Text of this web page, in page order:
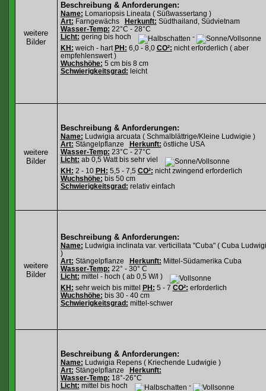
weitere
Bilder
Beschreibung & Anforderungen:
Name: Lomariopsis Lineata ( Süßwassertang )
Art: Farngewächs Herkunft: Südthailand, Südvietnam
Wasser-Temp: 22°C - 28°C
Licht: gering bis hoch
-
KH: weich - hart PH: 6,0 - 8,0 CO²: nicht erforderlich ( aber
empfehlenswert )
Wuchshöhe: 5 cm bis 8 cm
Schwierigkeitsgrad: leicht
weitere
Bilder
Beschreibung & Anforderungen:
Name: Ludwigia arcuata ( Schmalblättrige/Kleine Ludwigie )
Art: Stängelpflanze Herkunft: östliche USA
Wasser-Temp: 23°C - 27°C
Licht: ab 0,5 Watt bis sehr viel
KH: 2 - 10 PH: 5,5 - 7,5 CO²: nicht zwingend erforderlich
Wuchshöhe: bis 50 cm
Schwierigkeitsgrad: relativ einfach
weitere
Bilder
Beschreibung & Anforderungen:
Name: Ludwigia inclinata var. verticillata "Cuba" ( Cuba
)
Art: Stängelpflanze Herkunft: Mittel-Südamerika Cuba
Wasser-Temp: 22° - 30° C
Licht: mittel - hoch ( ab 0,5 W/l )
KH: sehr weich bis mittel PH: 5 - 7 CO²: erforderlich
Wuchshöhe: bis 30 - 40 cm
Schwierigkeitsgrad: mittel-schwer
Beschreibung & Anforderungen:
Name: Ludwigia Repens ( Kriechende Ludwigie )
Art: Stängelpflanze Herkunft:
Wasser-Temp: 18°-26°C
Licht: mittel bis hoch
-